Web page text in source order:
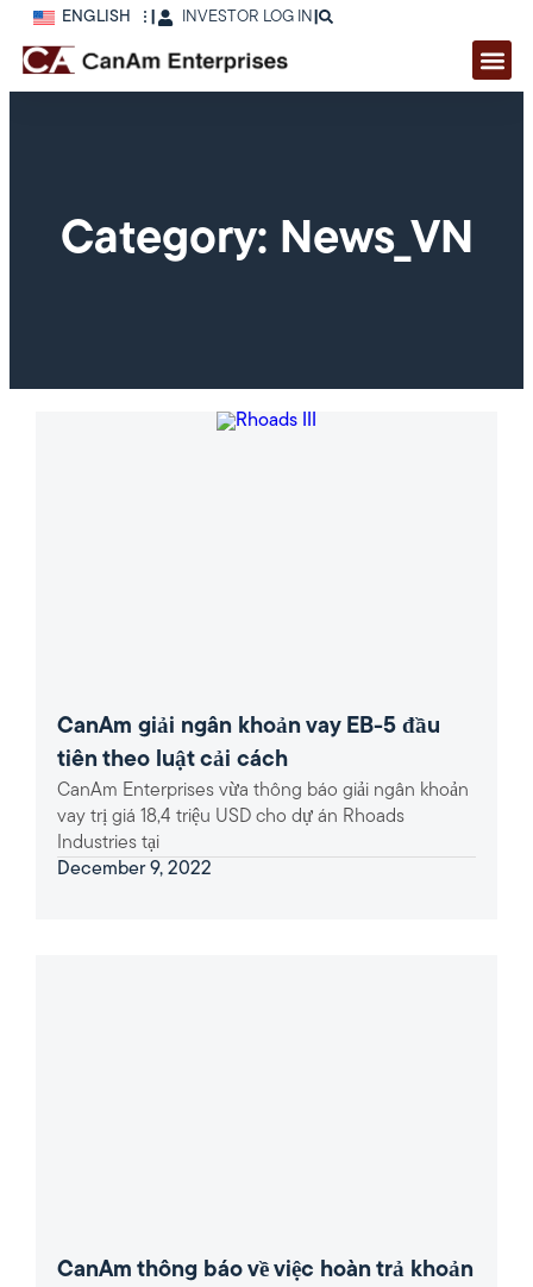
ENGLISH INVESTOR LOG IN |
Category: News_VN
CanAm giải ngân khoản vay EB-5 đầu
tiên theo luật cải cách
CanAm Enterprises vừa thông báo giải ngân khoản
vay trị giá 18,4 triệu USD cho dự án Rhoads
Industries tại
December 9, 2022
CanAm thông báo về việc hoàn trả khoản